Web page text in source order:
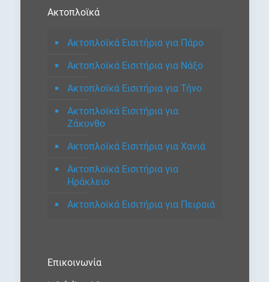
Ακτοπλοϊκά
Ακτοπλοϊκά Εισιτήρια για Πάρο
Ακτοπλοϊκά Εισιτήρια για Νάξο
Ακτοπλοϊκά Εισιτήρια για Τήνο
Ακτοπλοϊκά Εισιτήρια για
Ζάκυνθο
Ακτοπλοϊκά Εισιτήρια για Χανιά
Ακτοπλοϊκά Εισιτήρια για
Ηράκλειο
Ακτοπλοϊκά Εισιτήρια για Πειραιά
Επικοινωνία